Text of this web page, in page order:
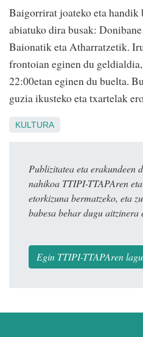
Baigorrirat joateko eta
abiatuko dira busak:
Baionatik eta Atharratzetik.
frontoian eginen du
22:00etan eginen du buelta.
guzia ikusteko eta txartelak
KULTURA
Publizitatea eta erakundeen
nahikoa TTIPI-TTAPAren
etorkizuna bermatzeko, eta
babesa behar dugu aitzinera
Egin TTIPI-TTAPAren